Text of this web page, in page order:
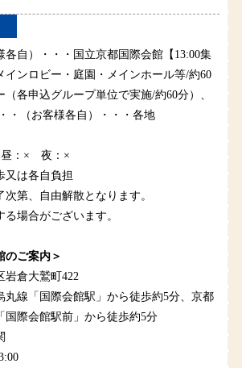
各自）・・・国立京都国際会館【13:00集
インロビー・庭園・メインホール等/約60
各申込グループ単位で実施/約60分）、
・（お客様各自）・・・各地
：× 夜：×
又は各自負担
第、自由解散となります。
場合がございます。
のご案内＞
岩倉大鷲町422
丸線「国際会館駅」から徒歩約5分、京都
国際会館駅前」から徒歩約5分